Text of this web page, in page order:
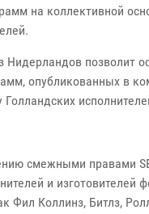
на коллективной
позволит
опубликованных в
смежными правами
и
Фил Коллинз, Битлз,